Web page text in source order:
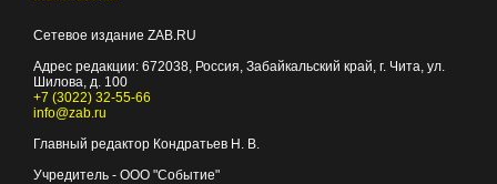
Сетевое издание ZAB.RU
Адрес редакции: 672038, Россия, Забайкальский край, г. Чита, ул.
Шилова, д. 100
+7 (3022) 32-55-66
info@zab.ru
Главный редактор Кондратьев Н. В.
Учредитель - ООО "Событие"